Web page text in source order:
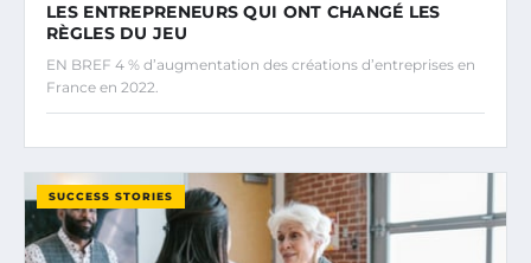
LES ENTREPRENEURS QUI ONT CHANGÉ LES
RÈGLES DU JEU
EN BREF 4 % d’augmentation des créations d’entreprises en
France en 2022.
SUCCESS STORIES